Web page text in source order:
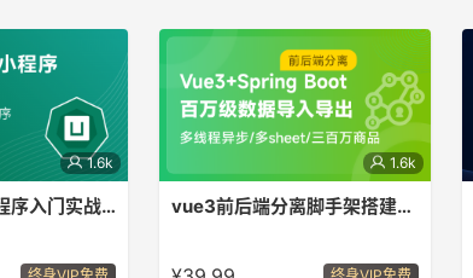
1.6k
Uni-app微信小程序入门实战2023
式项目+面试必
1.6k
vue3前后端分离脚手架搭建与商品导入导出实战